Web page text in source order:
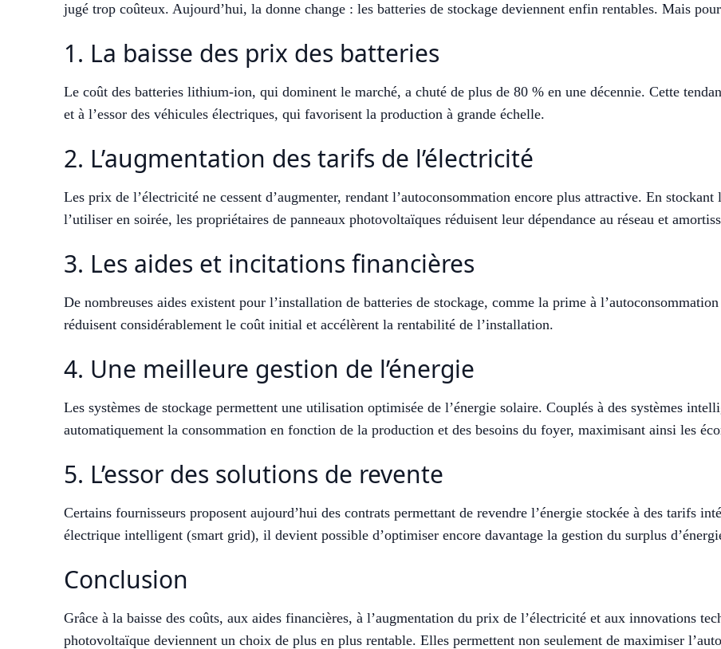
jugé trop coûteux. Aujourd’hui, la donne change : les batteries de stockage deviennent enfin rentables. Mais
1. La baisse des prix des batteries
Le coût des batteries lithium-ion, qui dominent le marché, a chuté de plus de 80 % en une décennie. Cette
et à l’essor des véhicules électriques, qui favorisent la production à grande échelle.
2. L’augmentation des tarifs de l’électricité
Les prix de l’électricité ne cessent d’augmenter, rendant l’autoconsommation encore plus attractive. En
l’utiliser en soirée, les propriétaires de panneaux photovoltaïques réduisent leur dépendance au réseau et
3. Les aides et incitations financières
De nombreuses aides existent pour l’installation de batteries de stockage, comme la prime à
réduisent considérablement le coût initial et accélèrent la rentabilité de l’installation.
4. Une meilleure gestion de l’énergie
Les systèmes de stockage permettent une utilisation optimisée de l’énergie solaire. Couplés à des systèmes
automatiquement la consommation en fonction de la production et des besoins du foyer, maximisant ainsi les
5. L’essor des solutions de revente
Certains fournisseurs proposent aujourd’hui des contrats permettant de revendre l’énergie stockée à des tarifs
électrique intelligent (smart grid), il devient possible d’optimiser encore davantage la gestion du surplus
Conclusion
Grâce à la baisse des coûts, aux aides financières, à l’augmentation du prix de l’électricité et aux innovations
photovoltaïque deviennent un choix de plus en plus rentable. Elles permettent non seulement de maximiser